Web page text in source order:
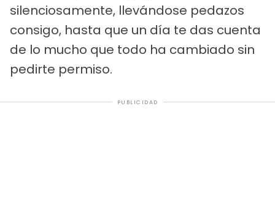
silenciosamente, llevándose pedazos
consigo, hasta que un día te das cuenta
de lo mucho que todo ha cambiado sin
pedirte permiso.
PUBLICIDAD